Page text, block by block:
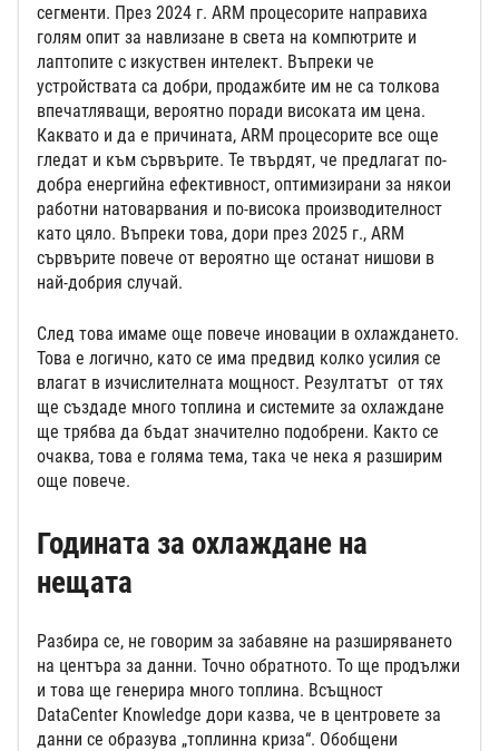
сегменти. През 2024 г. ARM процесорите направиха
голям опит за навлизане в света на компютрите и
лаптопите с изкуствен интелект. Въпреки че
устройствата са добри, продажбите им не са толкова
впечатляващи, вероятно поради високата им цена.
Каквато и да е причината, ARM процесорите все още
гледат и към сървърите. Те твърдят, че предлагат по-
добра енергийна ефективност, оптимизирани за някои
работни натоварвания и по-висока производителност
като цяло. Въпреки това, дори през 2025 г., ARM
сървърите повече от вероятно ще останат нишови в
най-добрия случай.
След това имаме още повече иновации в охлаждането.
Това е логично, като се има предвид колко усилия се
влагат в изчислителната мощност. Резултатът от тях
ще създаде много топлина и системите за охлаждане
ще трябва да бъдат значително подобрени. Както се
очаква, това е голяма тема, така че нека я разширим
още повече.
Годината за охлаждане на
нещата
Разбира се, не говорим за забавяне на разширяването
на центъра за данни. Точно обратното. То ще продължи
и това ще генерира много топлина. Всъщност
DataCenter Knowledge дори казва, че в центровете за
данни се образува „топлинна криза“. Обобщени